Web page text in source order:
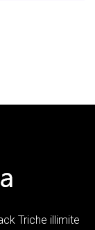
Triche illimite